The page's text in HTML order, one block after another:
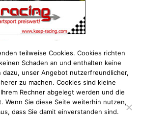
teilweise Cookies. Cookies richten
Schaden an und enthalten keine
dazu, unser Angebot nutzerfreundlicher,
zu machen. Cookies sind kleine
Rechner abgelegt werden und die
Wenn Sie diese Seite weiterhin nutzen,
dass Sie damit einverstanden sind.